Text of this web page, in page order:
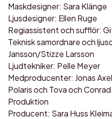
Maskdesigner: Sara Klänge
Ljusdesigner: Ellen Ruge
Regiassistent och sufflör:
Teknisk samordnare och
Jansson/Stizze Larsson
Ljudtekniker: Pelle Meyer
Medproducenter: Jonas
Polaris och Tova och
Produktion
Producent: Sara Huss